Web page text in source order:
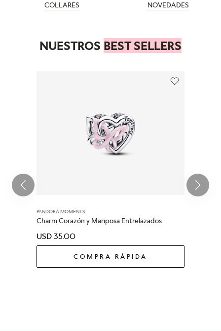
COLLARES NOVEDADES
NUESTROS BEST SELLERS
PANDORA MOMENTS
Charm Corazón y Mariposa Entrelazados
USD 3500
COMPRA RÁPIDA